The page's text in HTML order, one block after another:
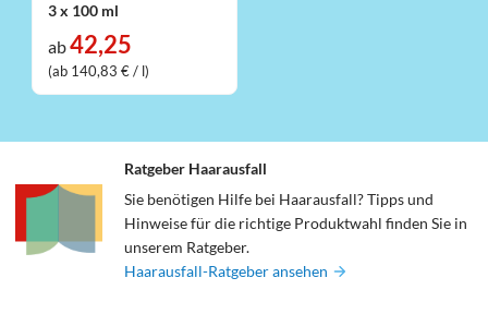
3 x 100 ml
ab42,25
(ab 140,83 € / l)
Ratgeber Haarausfall
Sie benötigen Hilfe bei Haarausfall? Tipps und
Hinweise für die richtige Produktwahl finden Sie in
unserem Ratgeber.
Haarausfall-Ratgeber ansehen